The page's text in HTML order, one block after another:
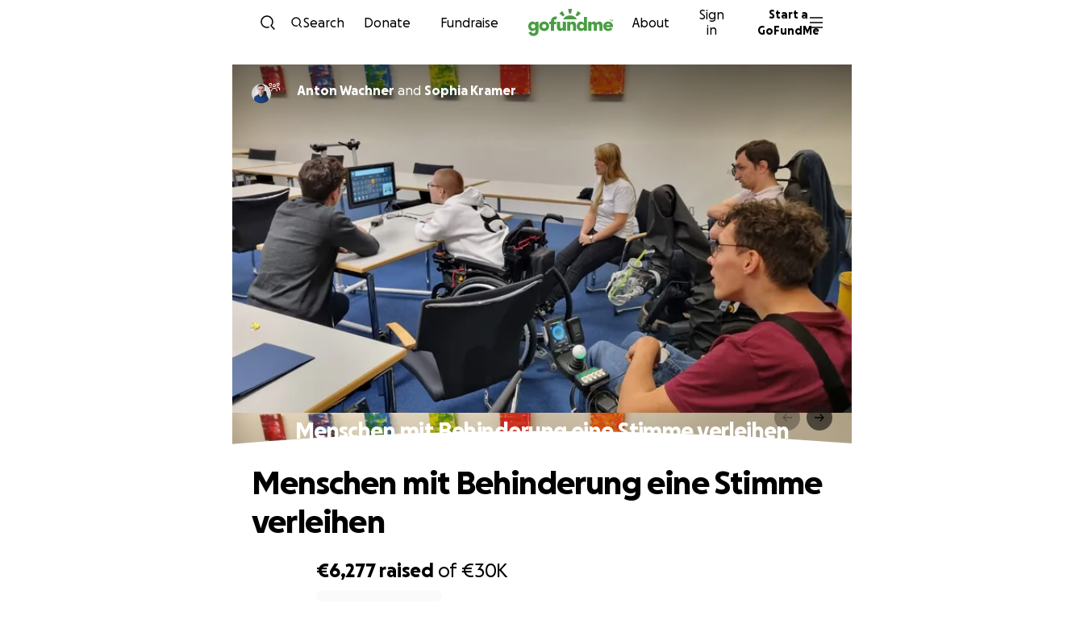
Skip to content
Search Donate Fundraise About
Sign
in
Start a
GoFundMe
Anton Wachner and Sophia Kramer
Menschen mit Behinderung eine Stimme verleihen
€6,277 raised of€30K
Menschen mit Behinderung eine Stimme
verleihen